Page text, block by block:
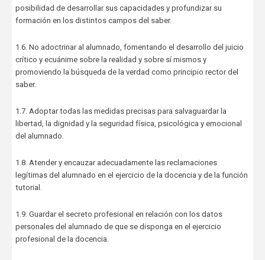
posibilidad de desarrollar sus capacidades y profundizar su
formación en los distintos campos del saber.
1.6. No adoctrinar al alumnado, fomentando el desarrollo del juicio
crítico y ecuánime sobre la realidad y sobre sí mismos y
promoviendo la búsqueda de la verdad como principio rector del
saber.
1.7. Adoptar todas las medidas precisas para salvaguardar la
libertad, la dignidad y la seguridad física, psicológica y emocional
del alumnado.
1.8. Atender y encauzar adecuadamente las reclamaciones
legítimas del alumnado en el ejercicio de la docencia y de la función
tutorial.
1.9. Guardar el secreto profesional en relación con los datos
personales del alumnado de que se disponga en el ejercicio
profesional de la docencia.